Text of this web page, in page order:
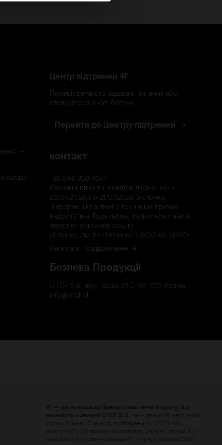
—
Центр підтримки 4F
Перевірте часто задавані питання або
спілкуйтеся з чат-ботом:
Перейти до Центру підтримки
контакт
+38 044 358 4647
Шановні клієнти, повідомляємо, що з
20.07.2026 по 31.07.2026 включно,
інформаційна лінія з технічних причин
недоступна. Будь ласка, зв'яжіться з нами
через електронну пошту.
(З понеділка по п'ятницю з 9:00 до 16:00)
Написати повідомлення
Безпека Продукції
OTCF S.A., вул. Saska 25C, 30-720 Краків
info@otcf.pl